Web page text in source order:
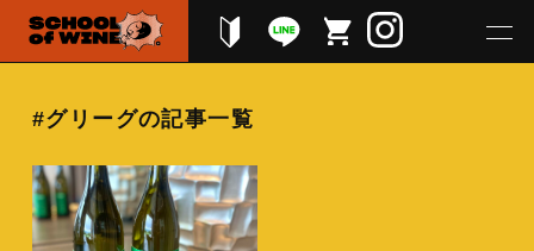
#グリーグの記事一覧